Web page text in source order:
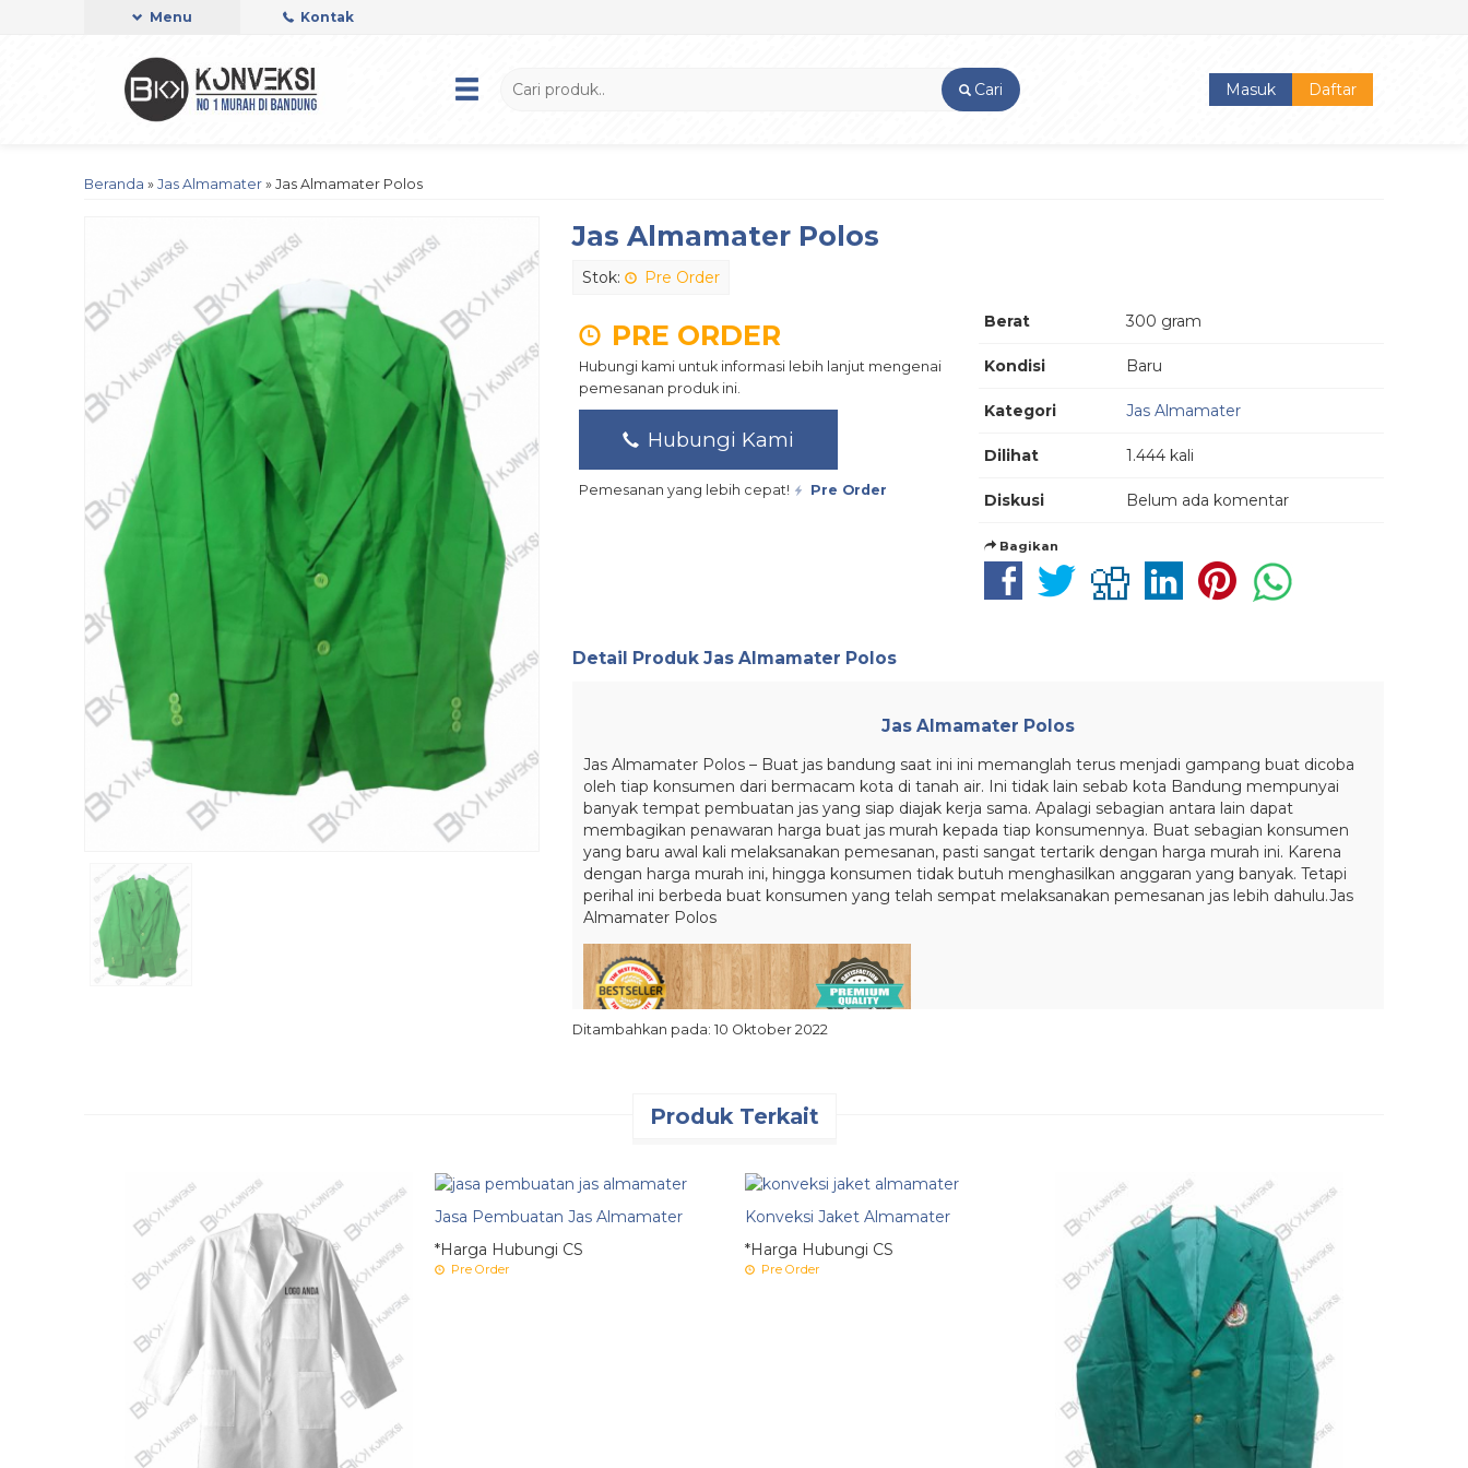
Menu Kontak
Cari Masuk Daftar
Beranda » Jas Almamater » Jas Almamater Polos
Jas Almamater Polos
Stok: Pre Order
Berat 300 gram
Kondisi Baru
Kategori Jas Almamater
Dilihat 1.444 kali
Diskusi Belum ada komentar
Bagikan
PRE ORDER
Hubungi kami untuk informasi lebih lanjut mengenai
pemesanan produk ini.
Hubungi Kami
Pemesanan yang lebih cepat! Pre Order
Detail Produk Jas Almamater Polos
Jas Almamater Polos
Jas Almamater Polos – Buat jas bandung saat ini ini memanglah terus menjadi gampang buat dicoba
oleh tiap konsumen dari bermacam kota di tanah air. Ini tidak lain sebab kota Bandung mempunyai
banyak tempat pembuatan jas yang siap diajak kerja sama. Apalagi sebagian antara lain dapat
membagikan penawaran harga buat jas murah kepada tiap konsumennya. Buat sebagian konsumen
yang baru awal kali melaksanakan pemesanan, pasti sangat tertarik dengan harga murah ini. Karena
dengan harga murah ini, hingga konsumen tidak butuh menghasilkan anggaran yang banyak. Tetapi
perihal ini berbeda buat konsumen yang telah sempat melaksanakan pemesanan jas lebih dahulu.Jas
Almamater Polos
Pastinya konsumen tersebut tidak hendak gampang terbawa- bawa dengan harga buat jas di bandung
murah. Sebab umumnya konsumen- konsumen yang telah sempat melaksanakan pemesanan ini telah
mempunyai tukang jahit jas terbaik serta berpengalaman. Dimana tukang jahit ini dapat membagikan
mutu serta harga terbaik buat tiap konsumen. Jas memanglah membuat penampilan jadi lebih
menarik serta nampak handal. Bermacam model jas serta warna dapat diseleksi cocok kebutuhan
konsumsi. Salah satu tipe jas yang lumayan banyak dipesan merupakan jas almamater. Yang mana
kerap dipakai oleh universitas ataupun SMP serta SMA swasta. Sehingga tidak heran bila banyak tempat
buat jas di bandung senantiasa kebanjiran pesanan jas almamater ini.
Ditambahkan pada: 10 Oktober 2022
Produk Terkait
Jasa Pembuatan Jas Almamater
*Harga Hubungi CS
Pre Order
Konveksi Jaket Almamater
*Harga Hubungi CS
Pre Order